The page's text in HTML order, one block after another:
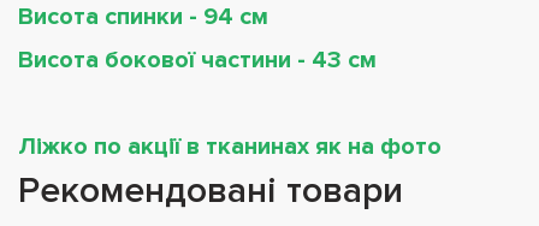
Висота спинки - 94 см
Висота бокової частини - 43 см
Ліжко по акції в тканинах як на фото
Рекомендовані товари